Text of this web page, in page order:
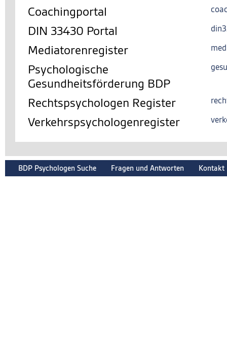
Coachingportal
DIN 33430 Portal
Mediatorenregister
Psychologische
Gesundheitsförderung BDP
Rechtspsychologen Register
Verkehrspsychologenregister
BDP Psychologen Suche Fragen und Antworten Kontakt